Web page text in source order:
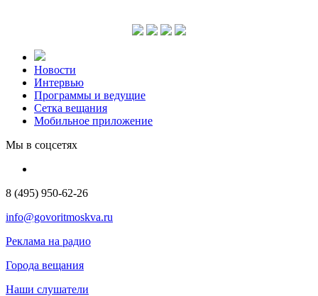
Новости
Интервью
Программы и ведущие
Сетка вещания
Мобильное приложение
Мы в соцсетях
8 (495) 950-62-26
info@govoritmoskva.ru
Реклама на радио
Города вещания
Наши слушатели